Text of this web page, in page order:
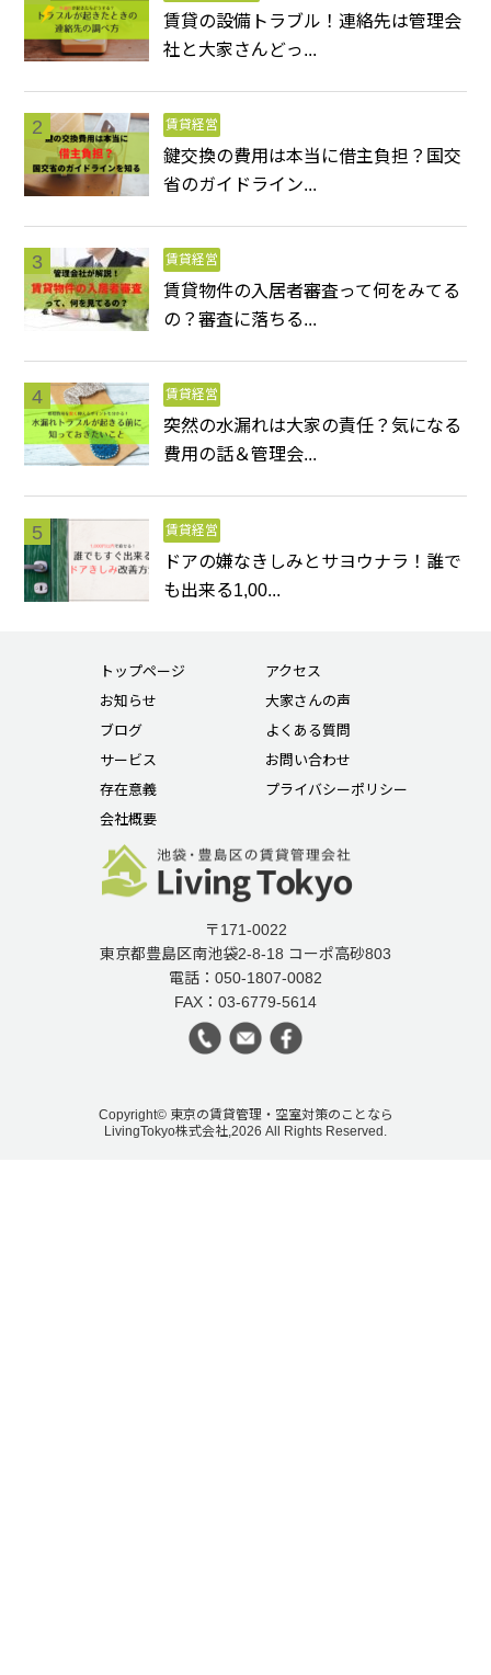
賃貸の設備トラブル！連絡先は管理会
社と大家さんどっ...
賃貸経営
鍵交換の費用は本当に借主負担？国交
省のガイドライン...
賃貸経営
賃貸物件の入居者審査って何をみてる
の？審査に落ちる...
賃貸経営
突然の水漏れは大家の責任？気になる
費用の話＆管理会...
賃貸経営
ドアの嫌なきしみとサヨウナラ！誰で
も出来る1,00...
トップページ
お知らせ
ブログ
サービス
存在意義
会社概要
アクセス
大家さんの声
よくある質問
お問い合わせ
プライバシーポリシー
〒171-0022
東京都豊島区南池袋2-8-18 コーポ高砂803
電話：050-1807-0082
FAX：03-6779-5614
Copyright© 東京の賃貸管理・空室対策のことなら
LivingTokyo株式会社,2026 All Rights Reserved.